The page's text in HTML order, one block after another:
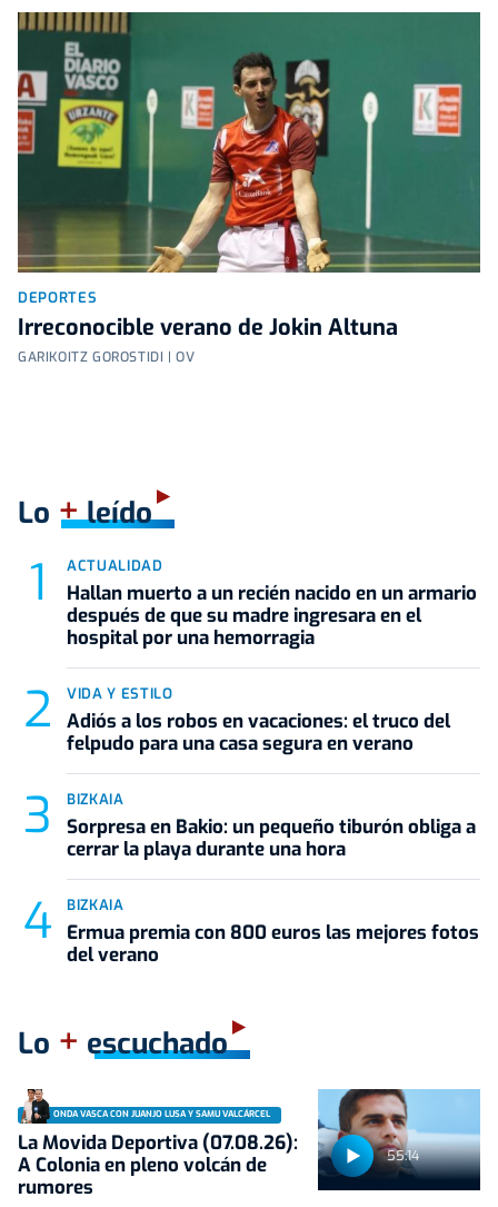
DEPORTES
Irreconocible verano de Jokin Altuna
GARIKOITZ GOROSTIDI | OV
Lo +leído
ACTUALIDAD
Hallan muerto a un recién nacido en un armario
después de que su madre ingresara en el
hospital por una hemorragia
VIDA Y ESTILO
Adiós a los robos en vacaciones: el truco del
felpudo para una casa segura en verano
BIZKAIA
Sorpresa en Bakio: un pequeño tiburón obliga a
cerrar la playa durante una hora
BIZKAIA
Ermua premia con 800 euros las mejores fotos
del verano
Lo + escuchado
55:14
ONDA VASCA CON JUANJO LUSA Y SAMU VALCÁRCEL
La Movida Deportiva (07.08.26):
A Colonia en pleno volcán de
rumores